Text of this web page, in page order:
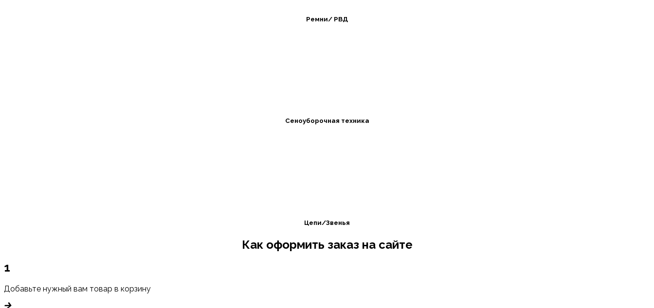
Ремни/ РВД
Сеноуборочная техника
Цепи/Звенья
Как оформить заказ на сайте
1
Добавьте нужный вам товар в корзину